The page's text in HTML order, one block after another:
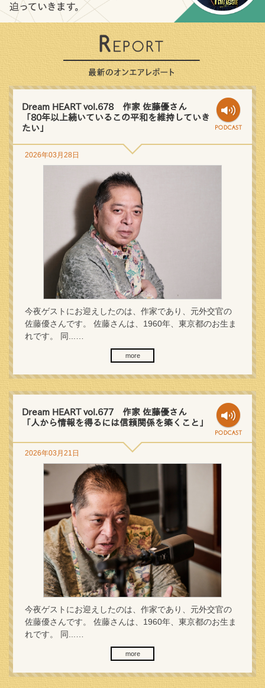
Dream HEART vol.678 作家 佐藤優さん
「80年以上続いているこの平和を維持していき
たい」
2026年03月28日
今夜ゲストにお迎えしたのは、作家であり、元外交官の
佐藤優さんです。 佐藤さんは、1960年、東京都のお生ま
れです。 同...…
more
Dream HEART vol.677 作家 佐藤優さん
「人から情報を得るには信頼関係を築くこと」
2026年03月21日
今夜ゲストにお迎えしたのは、作家であり、元外交官の
佐藤優さんです。 佐藤さんは、1960年、東京都のお生ま
れです。 同...…
more